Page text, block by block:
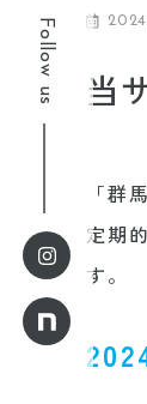
Follow us 当
「群
定期
す。